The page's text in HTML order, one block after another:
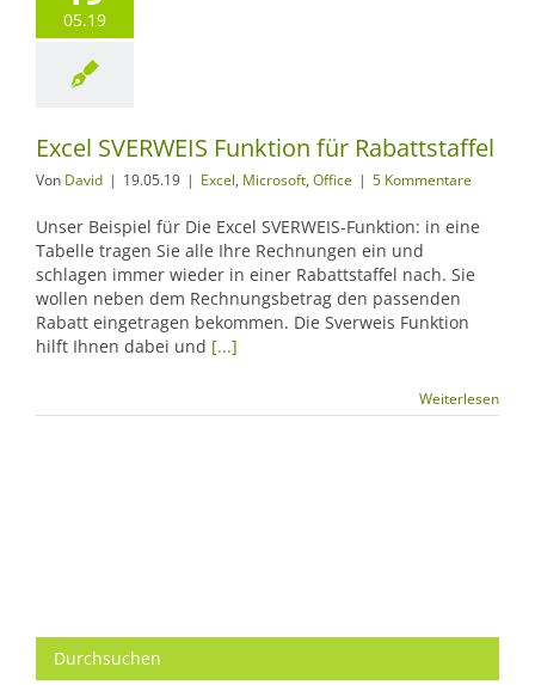
05.19
Excel SVERWEIS Funktion für Rabattstaffel
Von David | 19.05.19 | Excel, Microsoft, Office | 5 Kommentare
Unser Beispiel für Die Excel SVERWEIS-Funktion: in eine
Tabelle tragen Sie alle Ihre Rechnungen ein und
schlagen immer wieder in einer Rabattstaffel nach. Sie
wollen neben dem Rechnungsbetrag den passenden
Rabatt eingetragen bekommen. Die Sverweis Funktion
hilft Ihnen dabei und [...]
Weiterlesen
Durchsuchen